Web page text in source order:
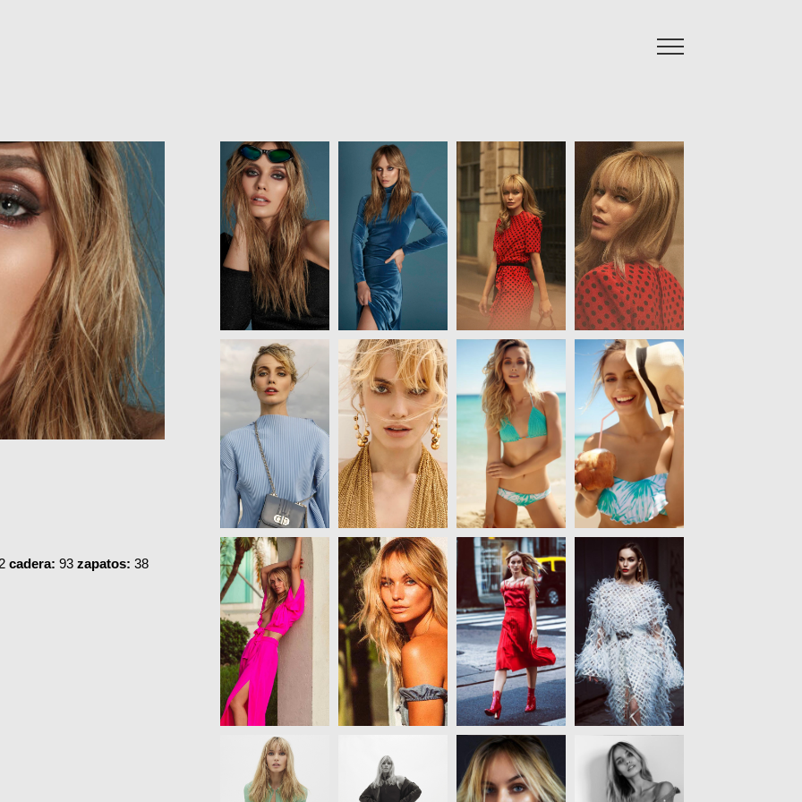
cadera: 93 zapatos: 38